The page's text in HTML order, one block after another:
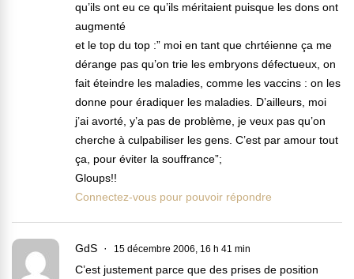
qu’ils ont eu ce qu’ils méritaient puisque les dons ont
augmenté
et le top du top :” moi en tant que chrtéienne ça me
dérange pas qu’on trie les embryons défectueux, on
fait éteindre les maladies, comme les vaccins : on les
donne pour éradiquer les maladies. D’ailleurs, moi
j’ai avorté, y’a pas de problème, je veux pas qu’on
cherche à culpabiliser les gens. C’est par amour tout
ça, pour éviter la souffrance”;
Gloups!!
Connectez-vous pour pouvoir répondre
GdS 15 décembre 2006, 16 h 41 min
C’est justement parce que des prises de position